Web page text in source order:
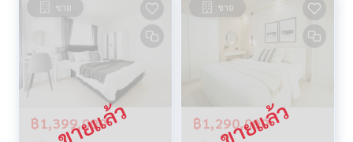
ขาย
฿1,399,000
ขาย
฿1,290,000